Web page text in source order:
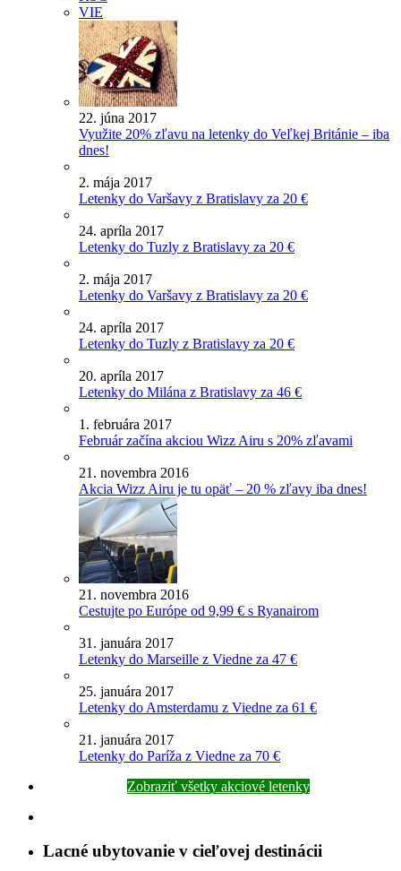
VIE
22. júna 2017
Využite 20% zľavu na letenky do Veľkej Británie – iba
dnes!
2. mája 2017
Letenky do Varšavy z Bratislavy za 20 €
24. apríla 2017
Letenky do Tuzly z Bratislavy za 20 €
2. mája 2017
Letenky do Varšavy z Bratislavy za 20 €
24. apríla 2017
Letenky do Tuzly z Bratislavy za 20 €
20. apríla 2017
Letenky do Milána z Bratislavy za 46 €
1. februára 2017
Február začína akciou Wizz Airu s 20% zľavami
21. novembra 2016
Akcia Wizz Airu je tu opäť – 20 % zľavy iba dnes!
21. novembra 2016
Cestujte po Európe od 9,99 € s Ryanairom
31. januára 2017
Letenky do Marseille z Viedne za 47 €
25. januára 2017
Letenky do Amsterdamu z Viedne za 61 €
21. januára 2017
Letenky do Paríža z Viedne za 70 €
Zobraziť všetky akciové letenky
Lacné ubytovanie v cieľovej destinácii